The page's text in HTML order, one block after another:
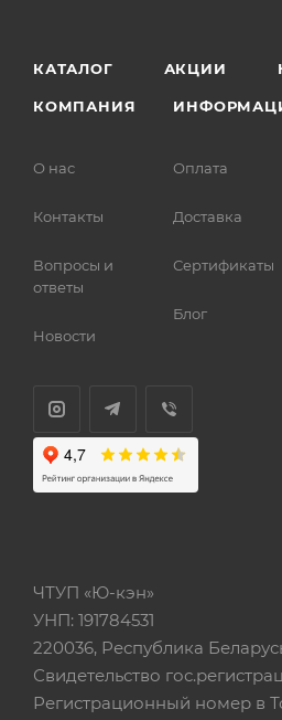
КАТАЛОГ АКЦИИ
КОМПАНИЯ
О нас
Контакты
Вопросы и
ответы
Новости
Оплата
Доставка
Сертификаты
Блог
ЧТУП «Ю-кэн»
УНП: 191784531
220036, Республика
Свидетельство
Регистрационный номер в